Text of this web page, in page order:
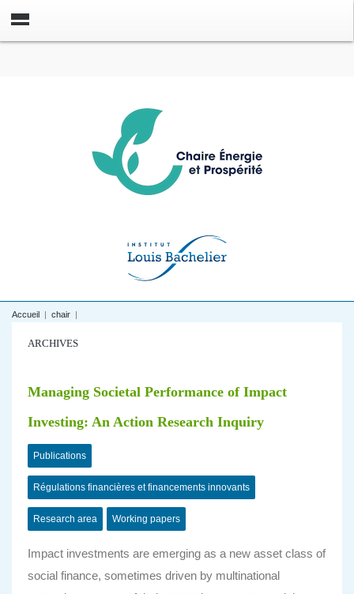
Accueil | chair |
ARCHIVES
Managing Societal Performance of Impact
Investing: An Action Research Inquiry
Publications
Régulations financières et financements innovants
Research area Working papers
Impact investments are emerging as a new asset class of
social finance, sometimes driven by multinational